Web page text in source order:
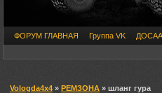
ФОРУМ ГЛАВНАЯ Группа VK
Vologda4x4 » РЕМЗОНА » шланг гура